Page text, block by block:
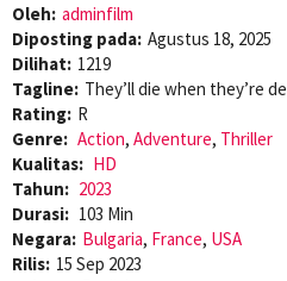
Oleh: adminfilm
Diposting pada: Agustus 18, 2025
Dilihat: 1219
Tagline: They’ll die when they’re
Rating: R
Genre: Action, Adventure, Thriller
Kualitas: HD
Tahun: 2023
Durasi: 103 Min
Negara: Bulgaria, France, USA
Rilis: 15 Sep 2023